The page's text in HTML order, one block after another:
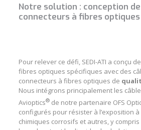
Notre solution : conception
connecteurs à fibres optiques
Pour relever ce défi, SEDI-ATI a conçu
fibres optiques spécifiques avec des
connecteurs à fibres optiques de
Nous intégrons principalement les
Avioptics®de notre partenaire OFS
configurés pour résister à l’exposition
chimiques corrosifs et autres, y compris